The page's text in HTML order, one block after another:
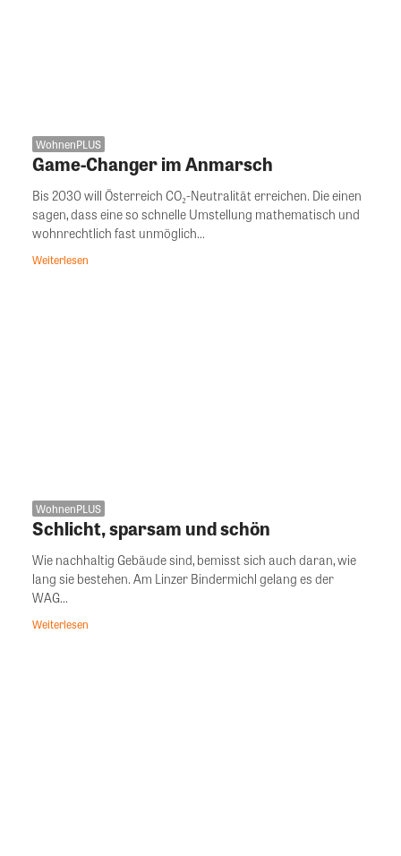
WohnenPLUS
Game-Changer im Anmarsch
Bis 2030 will Österreich CO₂-Neutralität erreichen. Die einen
sagen, dass eine so schnelle Umstellung mathematisch und
wohnrechtlich fast unmöglich...
Weiterlesen
WohnenPLUS
Schlicht, sparsam und schön
Wie nachhaltig Gebäude sind, bemisst sich auch daran, wie
lang sie bestehen. Am Linzer Bindermichl gelang es der
WAG...
Weiterlesen